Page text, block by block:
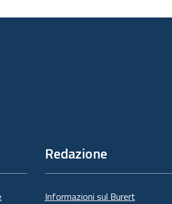
documento
Redazione
Informazioni sul Burert